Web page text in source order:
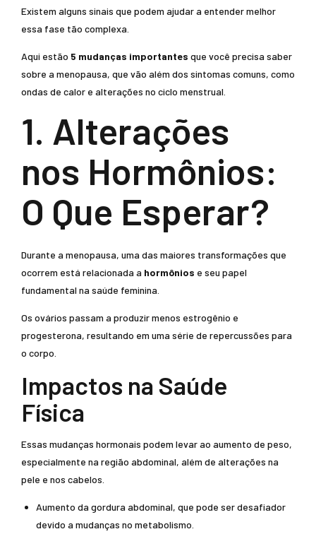
Existem alguns sinais que podem ajudar a entender melhor
essa fase tão complexa.
Aqui estão 5 mudanças importantes que você precisa saber
sobre a menopausa, que vão além dos sintomas comuns, como
ondas de calor e alterações no ciclo menstrual.
1. Alterações
nos Hormônios:
O Que Esperar?
Durante a menopausa, uma das maiores transformações que
ocorrem está relacionada a hormônios e seu papel
fundamental na saúde feminina.
Os ovários passam a produzir menos estrogênio e
progesterona, resultando em uma série de repercussões para
o corpo.
Impactos na Saúde
Física
Essas mudanças hormonais podem levar ao aumento de peso,
especialmente na região abdominal, além de alterações na
pele e nos cabelos.
Aumento da gordura abdominal, que pode ser desafiador
devido a mudanças no metabolismo.